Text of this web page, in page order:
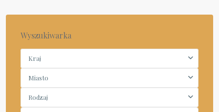
Wyszukiwarka
Kraj
Miasto
Rodzaj